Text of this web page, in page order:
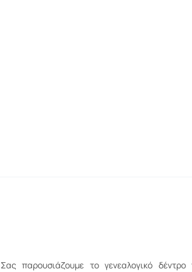
Σας παρουσιάζουμε το γενεαλογικό δέντρο